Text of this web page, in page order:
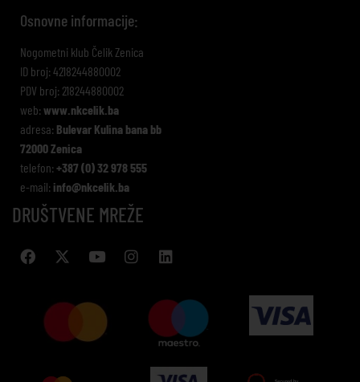
Osnovne informacije:
Nogometni klub Čelik Zenica
ID broj: 4218244880002
PDV broj: 218244880002
web: www.nkcelik.ba
adresa: Bulevar Kulina bana bb
72000 Zenica
telefon: +387 (0) 32 978 555
e-mail: info@nkcelik.ba
DRUŠTVENE MREŽE